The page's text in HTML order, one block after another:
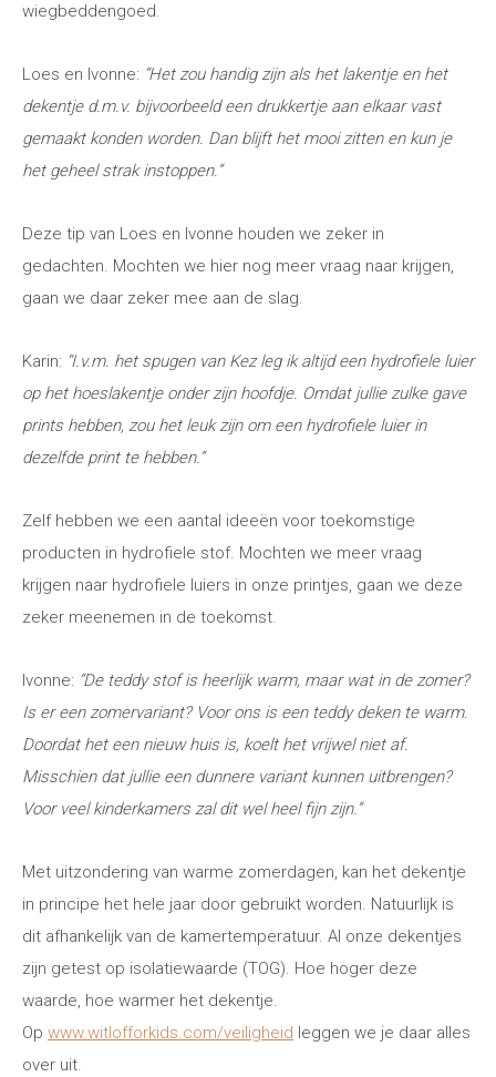
wiegbeddengoed.
Loes en Ivonne: “Het zou handig zijn als het lakentje en het
dekentje d.m.v. bijvoorbeeld een drukkertje aan elkaar vast
gemaakt konden worden. Dan blijft het mooi zitten en kun je
het geheel strak instoppen.”
Deze tip van Loes en Ivonne houden we zeker in
gedachten. Mochten we hier nog meer vraag naar krijgen,
gaan we daar zeker mee aan de slag.
Karin: “I.v.m. het spugen van Kez leg ik altijd een hydrofiele luier
op het hoeslakentje onder zijn hoofdje. Omdat jullie zulke gave
prints hebben, zou het leuk zijn om een hydrofiele luier in
dezelfde print te hebben.”
Zelf hebben we een aantal ideeën voor toekomstige
producten in hydrofiele stof. Mochten we meer vraag
krijgen naar hydrofiele luiers in onze printjes, gaan we deze
zeker meenemen in de toekomst.
Ivonne: “De teddy stof is heerlijk warm, maar wat in de zomer?
Is er een zomervariant? Voor ons is een teddy deken te warm.
Doordat het een nieuw huis is, koelt het vrijwel niet af.
Misschien dat jullie een dunnere variant kunnen uitbrengen?
Voor veel kinderkamers zal dit wel heel fijn zijn.”
Met uitzondering van warme zomerdagen, kan het dekentje
in principe het hele jaar door gebruikt worden. Natuurlijk is
dit afhankelijk van de kamertemperatuur. Al onze dekentjes
zijn getest op isolatiewaarde (TOG). Hoe hoger deze
waarde, hoe warmer het dekentje.
Op www.witlofforkids.com/veiligheid leggen we je daar alles
over uit.